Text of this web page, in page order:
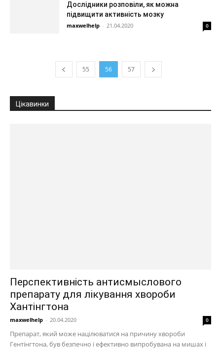
Дослідники розповіли, як можна
підвищити активність мозку
maxwelhelp - 21.04.2020 0
55 56 57
Цікавинки
Перспективність антисмыслового
препарату для лікування хвороби
Хантінгтона
maxwelhelp - 20.04.2020 0
Препарат, який може націлюватися на причину хвороби
Гентінгтона, був безпечно і ефективно випробувана на мишах і